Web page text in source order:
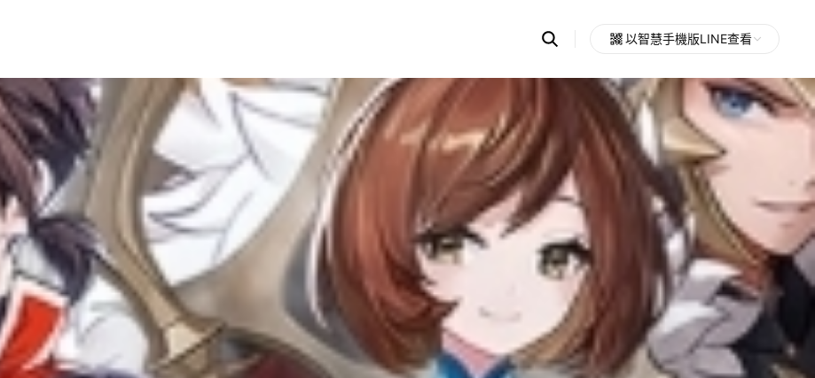
Search
OpenChats
messages
search
以智慧手機版LINE查看